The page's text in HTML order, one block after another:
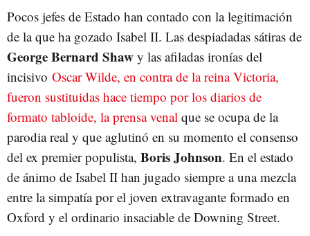
Pocos jefes de Estado han contado con la legitimación
de la que ha gozado Isabel II. Las despiadadas sátiras de
George Bernard Shaw y las afiladas ironías del
incisivo Oscar Wilde, en contra de la reina Victoria,
fueron sustituidas hace tiempo por los diarios de
formato tabloide, la prensa venal que se ocupa de la
parodia real y que aglutinó en su momento el consenso
del ex premier populista, Boris Johnson. En el estado
de ánimo de Isabel II han jugado siempre a una mezcla
entre la simpatía por el joven extravagante formado en
Oxford y el ordinario insaciable de Downing Street.